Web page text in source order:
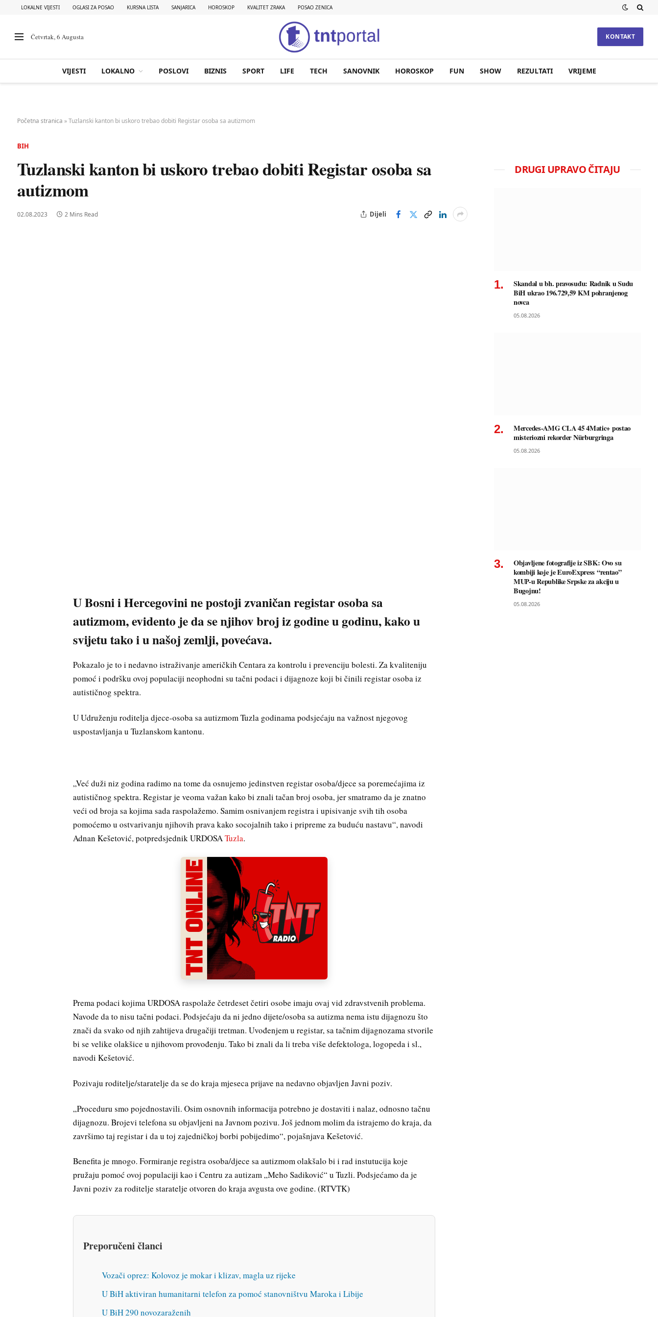
LOKALNE VIJESTI OGLASI ZA POSAO KURSNA LISTA SANJARICA HOROSKOP KVALITET ZRAKA POSAO ZENICA
Četvrtak, 6 Augusta KONTAKT
VIJESTI LOKALNO POSLOVI BIZNIS SPORT LIFE TECH SANOVNIK HOROSKOP FUN SHOW REZULTATI VRIJEME
Početna stranica »Tuzlanski kanton bi uskoro trebao dobiti Registar osoba sa autizmom
BIH
Tuzlanski kanton bi uskoro trebao dobiti Registar osoba sa
autizmom
02.08.2023 2 Mins Read Dijeli
U Bosni i Hercegovini ne postoji zvaničan registar osoba sa
autizmom, evidento je da se njihov broj iz godine u godinu, kako u
svijetu tako i u našoj zemlji, povećava.
Pokazalo je to i nedavno istraživanje američkih Centara za kontrolu i prevenciju bolesti. Za kvaliteniju
pomoć i podršku ovoj populaciji neophodni su tačni podaci i dijagnoze koji bi činili registar osoba iz
autističnog spektra.
U Udruženju roditelja djece-osoba sa autizmom Tuzla godinama podsjećaju na važnost njegovog
uspostavljanja u Tuzlanskom kantonu.
„Već duži niz godina radimo na tome da osnujemo jedinstven registar osoba/djece sa poremećajima iz
autističnog spektra. Registar je veoma važan kako bi znali tačan broj osoba, jer smatramo da je znatno
veći od broja sa kojima sada raspolažemo. Samim osnivanjem registra i upisivanje svih tih osoba
pomoćemo u ostvarivanju njihovih prava kako socojalnih tako i pripreme za buduću nastavu“, navodi
Adnan Kešetović, potpredsjednik URDOSATuzla.
Prema podaci kojima URDOSA raspolaže četrdeset četiri osobe imaju ovaj vid zdravstvenih problema.
Navode da to nisu tačni podaci. Podsjećaju da ni jedno dijete/osoba sa autizma nema istu dijagnozu što
znači da svako od njih zahtijeva drugačiji tretman. Uvođenjem u registar, sa tačnim dijagnozama stvorile
bi se velike olakšice u njihovom provođenju. Tako bi znali da li treba više defektologa, logopeda i sl.,
navodi Kešetović.
Pozivaju roditelje/staratelje da se do kraja mjeseca prijave na nedavno objavljen Javni poziv.
„Proceduru smo pojednostavili. Osim osnovnih informacija potrebno je dostaviti i nalaz, odnosno tačnu
dijagnozu. Brojevi telefona su objavljeni na Javnom pozivu. Još jednom molim da istrajemo do kraja, da
završimo taj registar i da u toj zajedničkoj borbi pobijedimo“, pojašnjava Kešetović.
Benefita je mnogo. Formiranje registra osoba/djece sa autizmom olakšalo bi i rad instutucija koje
pružaju pomoć ovoj populaciji kao i Centru za autizam „Meho Sadiković“ u Tuzli. Podsjećamo da je
Javni poziv za roditelje staratelje otvoren do kraja avgusta ove godine. (RTVTK)
Preporučeni članci
Vozači oprez: Kolovoz je mokar i klizav, magla uz rijeke
U BiH aktiviran humanitarni telefon za pomoć stanovništvu Maroka i Libije
U BiH 290 novozaraženih
DRUGI UPRAVO ČITAJU
Skandal u bh. pravosuđu: Radnik u Sudu
BiH ukrao 196.729,59 KM pohranjenog
novca
05.08.2026
Mercedes-AMG CLA 45 4Matic+ postao
misteriozni rekorder Nürburgringa
05.08.2026
Objavljene fotografije iz SBK: Ovo su
kombiji koje je EuroExpress “rentao”
MUP-u Republike Srpske za akciju u
Bugojnu!
05.08.2026